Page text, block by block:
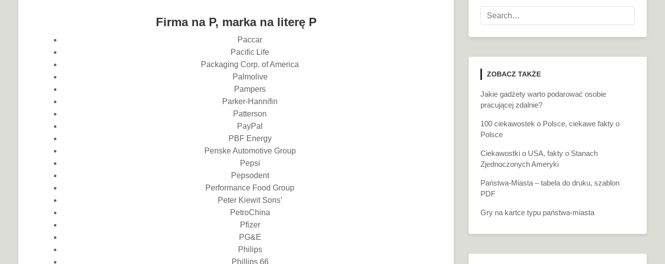
Firma na P, marka na literę P
Paccar
Pacific Life
Packaging Corp. of America
Palmolive
Pampers
Parker-Hannifin
Patterson
PayPal
PBF Energy
Penske Automotive Group
Pepsi
Pepsodent
Performance Food Group
Peter Kiewit Sons’
PetroChina
Pfizer
PG&E
Philips
Phillips 66
ZOBACZ TAKŻE
Jakie gadżety warto podarować osobie
pracującej zdalnie?
100 ciekawostek o Polsce, ciekawe fakty o
Polsce
Ciekawostki o USA, fakty o Stanach
Zjednoczonych Ameryki
Państwa-Miasta – tabela do druku, szablon
PDF
Gry na kartce typu państwa-miasta